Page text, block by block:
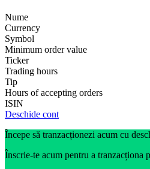
Nume
Currency
Symbol
Minimum order value
Ticker
Trading hours
Tip
Hours of accepting orders
ISIN
Deschide cont
Începe să tranzacționezi acum cu
Înscrie-te acum pentru a tranzacționa